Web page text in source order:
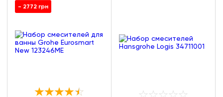
- 2772 грн